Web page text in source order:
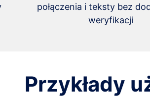
połączenia i teksty bez
weryfikacji
Przykłady